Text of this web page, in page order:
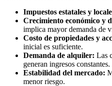
Impuestos estatales y
Crecimiento económico y
implica mayor demanda de
Costo de propiedades y
inicial es suficiente.
Demanda de alquiler: Las
generan ingresos constantes.
Estabilidad del mercado:
menor riesgo.